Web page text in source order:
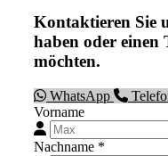
Kontaktieren Sie
haben oder einen
möchten.
WhatsApp
Vorname
Nachname *